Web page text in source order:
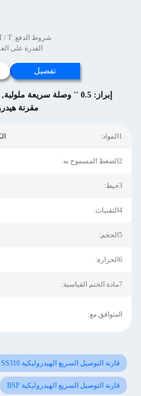
شروط الدفع: L / C ، D / A ، D / P ، T / T ، ويسترن يونيون
القدرة على العرض: 5000 ~ 20000 جهاز
تفصيل
إبراز: 0.5 '' وصلة سريعة ملولبة ,
مقرنة
1المواد:
2الضغط المسموح به:
3خيط:
4التقنيات:
5الحجم:
6الحرارة:
7مادة الختم القياسية:
8متوافق مع:
قارنة التوصيل السريع الهيدروليكية SS316
قارنة التوصيل السريع الهيدروليكية BSP